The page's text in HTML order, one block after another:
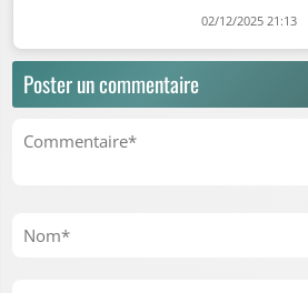
02/12/2025 21:13
Poster un commentaire